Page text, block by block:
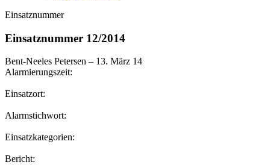
Einsatznummer
Einsatznummer 12/2014
Bent-Neeles Petersen – 13. März 14
Alarmierungszeit:
Einsatzort:
Alarmstichwort:
Einsatzkategorien:
Bericht: